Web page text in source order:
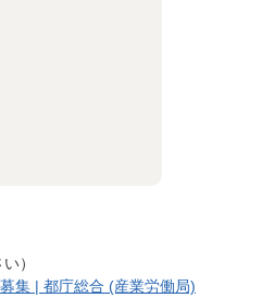
）
集 | 都庁総合 (産業労働局)